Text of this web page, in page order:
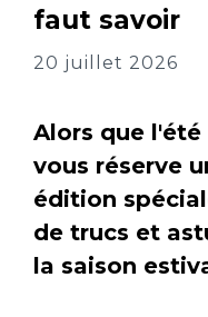
faut savoir
20 juillet 2026
Alors que
vous réserve
édition
de trucs et
la saison